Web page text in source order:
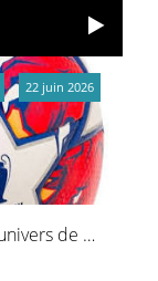
Tout au long de l’année, découvrez l’univers de quatre jeunes du SESSAD de Reims.
22 juin 2026